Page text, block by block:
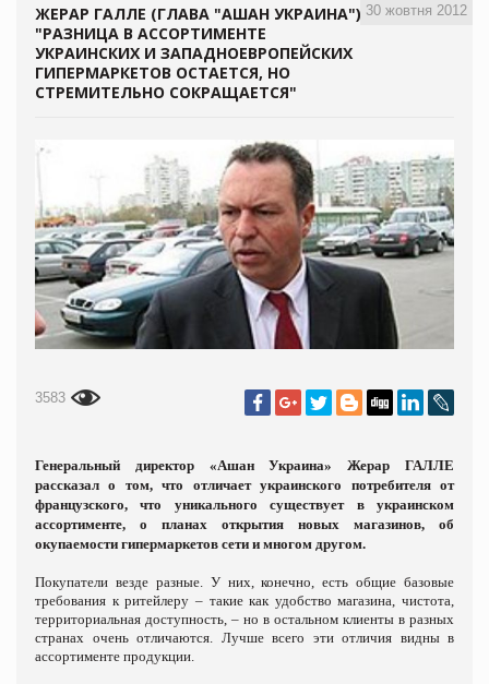
30 жовтня 2012
ЖЕРАР ГАЛЛЕ (ГЛАВА "АШАН УКРАИНА"):
"РАЗНИЦА В АССОРТИМЕНТЕ
УКРАИНСКИХ И ЗАПАДНОЕВРОПЕЙСКИХ
ГИПЕРМАРКЕТОВ ОСТАЕТСЯ, НО
СТРЕМИТЕЛЬНО СОКРАЩАЕТСЯ"
3583
Генеральный директор «Ашан Украина» Жерар ГАЛЛЕ
рассказал о том, что отличает украинского потребителя от
французского, что уникального существует в украинском
ассортименте, о планах открытия новых магазинов, об
окупаемости гипермаркетов сети и многом другом.
Покупатели везде разные. У них, конечно, есть общие базовые
требования к ритейлеру – такие как удобство магазина, чистота,
территориальная доступность, – но в остальном клиенты в разных
странах очень отличаются. Лучше всего эти отличия видны в
ассортименте продукции.